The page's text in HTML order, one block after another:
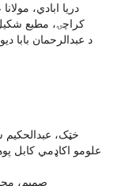
دريا ابادي،
کراچۍ، مطبع شکيل پرنټنګ
د عبدالرحمان بابا
خټک، عبدالحکيم
علومو اکاډمي کابل
صميم،